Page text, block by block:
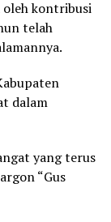
kontribusi
telah
dalam
yang terus
“Gus